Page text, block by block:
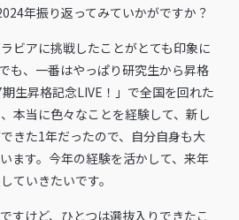
年振り返ってみていかがですか？
ビアに挑戦したことがとても印象に
も、一番はやっぱり研究生から昇格
生昇格記念LIVE！」で全国を回れた
本当に色々なことを経験して、新し
きた1年だったので、自分自身も大
ます。今年の経験を活かして、来年
ていきたいです。
すけど、ひとつは選抜入りできたこ